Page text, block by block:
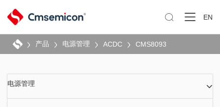
 EN
产品 电源管理 ACDC CMS8093
电源管理